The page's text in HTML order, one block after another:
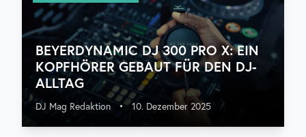
BEYERDYNAMIC DJ 300 PRO X: EIN
KOPFHÖRER GEBAUT FÜR DEN DJ-
ALLTAG
DJ Mag Redaktion • 10. Dezember 2025